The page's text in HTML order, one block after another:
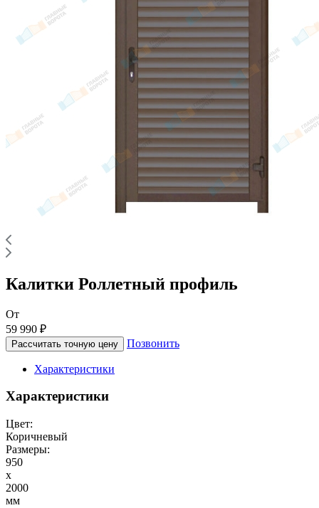
Калитки Роллетный профиль
От
59 990 ₽
Рассчитать точную цену Позвонить
Характеристики
Характеристики
Цвет:
Коричневый
Размеры:
950
x
2000
мм